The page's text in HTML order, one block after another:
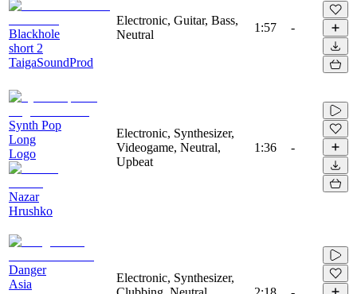
Blackhole
short 2
TaigaSoundProd
Electronic, Guitar, Bass,
Neutral
1:57 -
Synth Pop
Long
Logo
Nazar
Hrushko
Electronic, Synthesizer,
Videogame, Neutral,
Upbeat
1:36 -
Danger
Asia
Electronic, Synthesizer,